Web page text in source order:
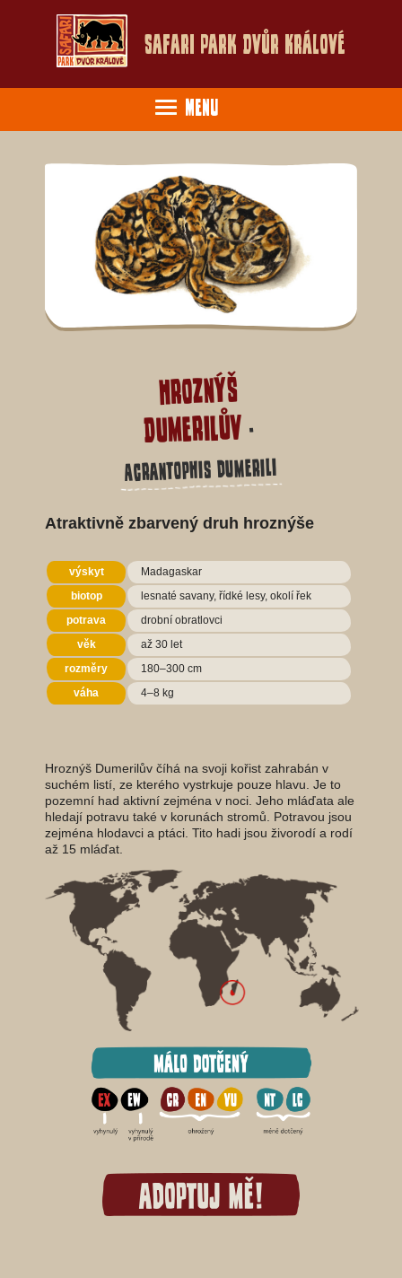
Safari Park Dvůr Králové
Menu
Hroznýš
Dumerilův-
Acrantophis dumerili
Atraktivně zbarvený druh hroznýše
výskyt
Madagaskar
biotop
lesnaté savany, řídké lesy, okolí řek
potrava
drobní obratlovci
věk
až 30 let
rozměry
180–300 cm
váha
4–8 kg
Hroznýš Dumerilův číhá na svoji kořist zahrabán v
suchém listí, ze kterého vystrkuje pouze hlavu. Je to
pozemní had aktivní zejména v noci. Jeho mláďata ale
hledají potravu také v korunách stromů. Potravou jsou
zejména hlodavci a ptáci. Tito hadi jsou živorodí a rodí
až 15 mláďat.